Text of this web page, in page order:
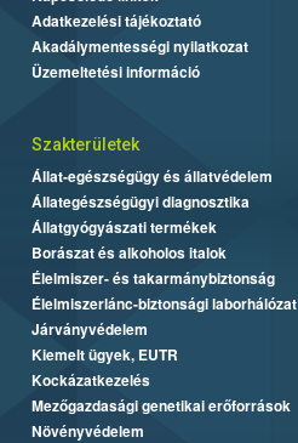
Adatkezelési tájékoztató
Akadálymentességi nyilatkozat
Üzemeltetési információ
Szakterületek
Állat-egészségügy és állatvédelem
Állategészségügyi diagnosztika
Állatgyógyászati termékek
Borászat és alkoholos italok
Élelmiszer- és takarmánybiztonság
Élelmiszerlánc-biztonsági laborhálózat
Járványvédelem
Kiemelt ügyek, EUTR
Kockázatkezelés
Mezőgazdasági genetikai erőforrások
Növényvédelem